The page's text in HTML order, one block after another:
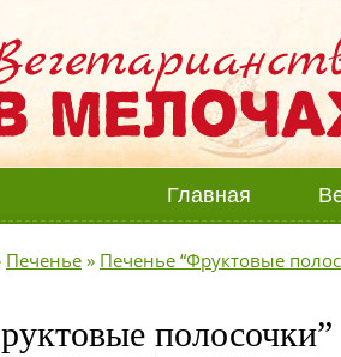
Главная
Печенье » Печенье “Фруктовые